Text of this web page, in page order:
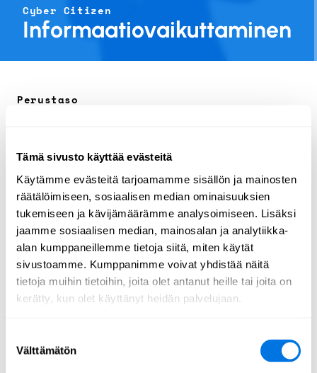
Tämä sivusto käyttää evästeitä
Käytämme evästeitä tarjoamamme sisällön ja mainosten
räätälöimiseen, sosiaalisen median ominaisuuksien
tukemiseen ja kävijämäärämme analysoimiseen. Lisäksi
jaamme sosiaalisen median, mainosalan ja analytiikka-
alan kumppaneillemme tietoja siitä, miten käytät
sivustoamme. Kumppanimme voivat yhdistää näitä
tietoja muihin tietoihin, joita olet antanut heille tai joita on
kerätty, kun olet käyttänyt heidän palvelujaan.
valinta
Välttämätön
Cyber Citizen
Informaatiovaikuttaminen
Elämme jatkuvassa informaatiotulvassa. Saamme
päivittäin tietoa eri lähteistä, kuten uutisista,
sosiaalisesta mediasta ja verkkoartikkeleista, mutta
kaikki tieto ei ole luotettavaa. Osa informaatiosta
on tarkoituksellisesti suunniteltu johtamaan meitä
harhaan, hämmentämään tai vääristämään
käsitystämme todellisuudesta. Tämän vuoksi voi olla
vaikea tietää, mikä on totta ja mikä ei.
Tarjolla on käytännön vinkkejä ja työkaluja, joiden
avulla voit tunnistaa eri tavat manipuloida tietoa –
Perustaso